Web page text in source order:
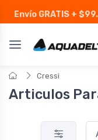
Envío GRATIS+
Cressi
Articulos